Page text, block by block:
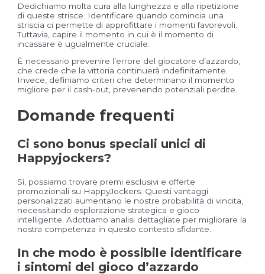
Dedichiamo molta cura alla lunghezza e alla ripetizione
di queste strisce. Identificare quando comincia una
striscia ci permette di approfittare i momenti favorevoli.
Tuttavia, capire il momento in cui è il momento di
incassare è ugualmente cruciale.
È necessario prevenire l’errore del giocatore d’azzardo,
che crede che la vittoria continuerà indefinitamente.
Invece, definiamo criteri che determinano il momento
migliore per il cash-out, prevenendo potenziali perdite.
Domande frequenti
Ci sono bonus speciali unici di
Happyjockers?
Sì, possiamo trovare premi esclusivi e offerte
promozionali su HappyJockers. Questi vantaggi
personalizzati aumentano le nostre probabilità di vincita,
necessitando esplorazione strategica e gioco
intelligente. Adottiamo analisi dettagliate per migliorare la
nostra competenza in questo contesto sfidante.
In che modo è possibile identificare
i sintomi del gioco d’azzardo